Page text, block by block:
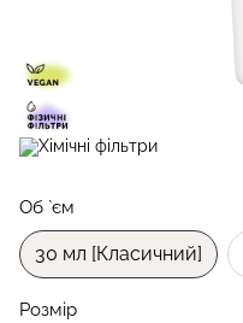
Об `єм
30 мл [Класичний]
Розмір